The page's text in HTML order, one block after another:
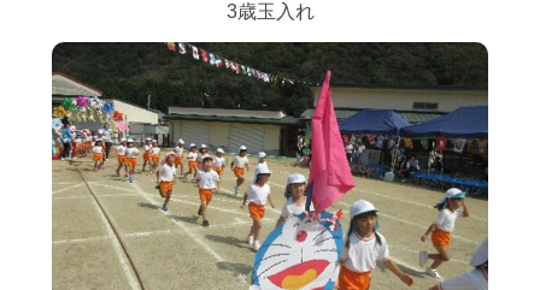
3歳玉入れ